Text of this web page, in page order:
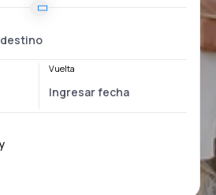
Vuelta